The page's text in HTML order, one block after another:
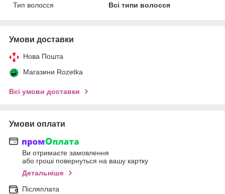
Тип волосся
Всі типи волосся
Умови доставки
Нова Пошта
Магазини Rozetka
Всі умови доставки
Умови оплати
Ви отримаєте замовлення
або гроші повернуться на вашу картку
Детальніше
Післяплата